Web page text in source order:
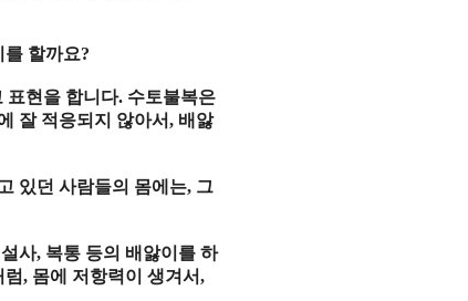
할까요?
표현을 합니다. 수토불복은
잘 적응되지 않아서, 배앓
있던 사람들의 몸에는, 그
설사, 복통 등의 배앓이를 하
, 몸에 저항력이 생겨서,